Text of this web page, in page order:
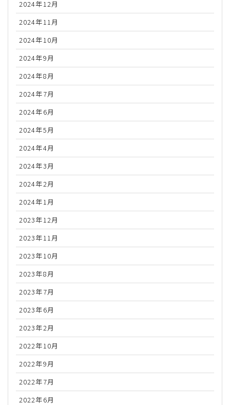
2024年12月
2024年11月
2024年10月
2024年9月
2024年8月
2024年7月
2024年6月
2024年5月
2024年4月
2024年3月
2024年2月
2024年1月
2023年12月
2023年11月
2023年10月
2023年8月
2023年7月
2023年6月
2023年2月
2022年10月
2022年9月
2022年7月
2022年6月